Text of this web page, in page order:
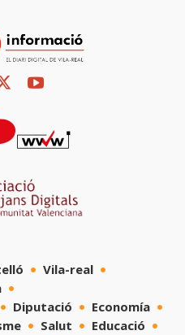
Vila-real
Diputació
Economía
Salut
Educació